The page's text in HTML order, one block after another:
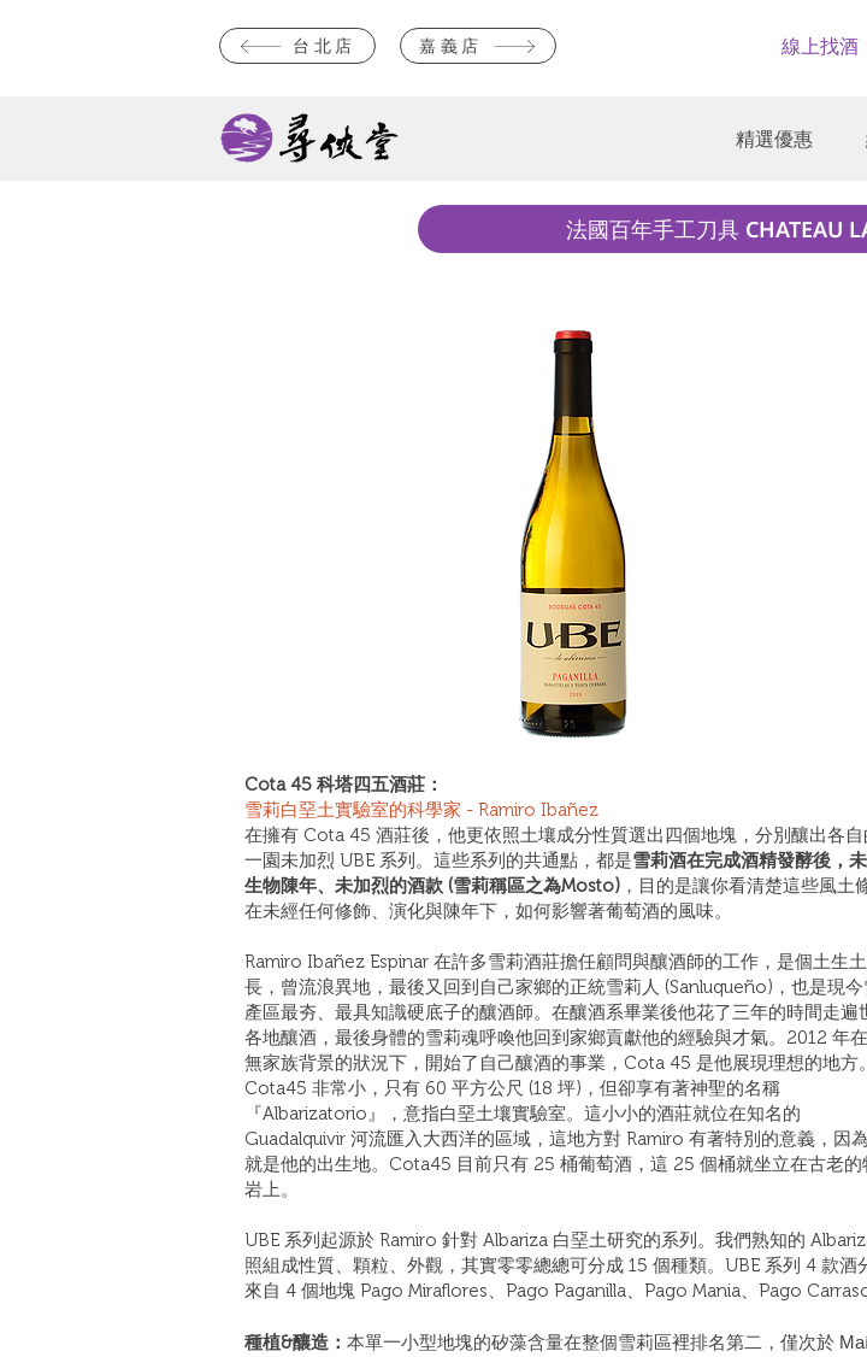
台北店 嘉義店 線上找酒
精選優惠
法國百年手工刀具 CHATEAU
Cota 45 科塔四五酒莊：
雪莉白堊土實驗室的科學家 - Ramiro Ibañez
在擁有 Cota 45 酒莊後，他更依照土壤成分性質選出四個地塊，分別釀出各
一園未加烈 UBE 系列。這些系列的共通點，都是雪莉酒在完成酒精發酵後，
生物陳年、未加烈的酒款 (雪莉稱區之為Mosto) ，目的是讓你看清楚這些風土
在未經任何修飾、演化與陳年下，如何影響著葡萄酒的風味。
Ramiro Ibañez Espinar 在許多雪莉酒莊擔任顧問與釀酒師的工作，是個土生土
長，曾流浪異地，最後又回到自己家鄉的正統雪莉人 (Sanluqueño)，也是現今
產區最夯、最具知識硬底子的釀酒師。在釀酒系畢業後他花了三年的時間走遍
各地釀酒，最後身體的雪莉魂呼喚他回到家鄉貢獻他的經驗與才氣。2012 年
無家族背景的狀況下，開始了自己釀酒的事業，Cota 45 是他展現理想的地方。
Cota45 非常小，只有 60 平方公尺 (18 坪)，但卻享有著神聖的名稱
『Albarizatorio』，意指白堊土壤實驗室。這小小的酒莊就位在知名的
Guadalquivir 河流匯入大西洋的區域，這地方對 Ramiro 有著特別的意義，因
就是他的出生地。Cota45 目前只有 25 桶葡萄酒，這 25 個桶就坐立在古老的
岩上。
UBE 系列起源於 Ramiro 針對 Albariza 白堊土研究的系列。我們熟知的
照組成性質、顆粒、外觀，其實零零總總可分成 15 個種類。UBE 系列 4 款酒
來自 4 個地塊 Pago Miraflores、Pago Paganilla、Pago Mania、Pago
種植&釀造： 本單一小型地塊的矽藻含量在整個雪莉區裡排名第二，僅次於